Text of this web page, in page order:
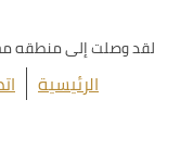
لقد وصلت إلى منطقه
الرئيسية